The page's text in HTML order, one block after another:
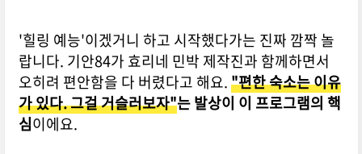
'힐링 예능'이겠거니 하고 시작했다가는 진짜 깜짝 놀
랍니다. 기안84가 효리네 민박 제작진과 함께하면서
오히려 편안함을 다 버렸다고 해요."편한 숙소는 이유
가 있다. 그걸 거슬러보자"는 발상이 이 프로그램의 핵
심이에요.